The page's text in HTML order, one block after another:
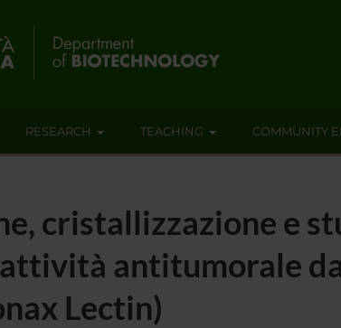
RESEARCH TEACHING COMMUNITY
cristallizzazione e
antitumorale
Lectin)